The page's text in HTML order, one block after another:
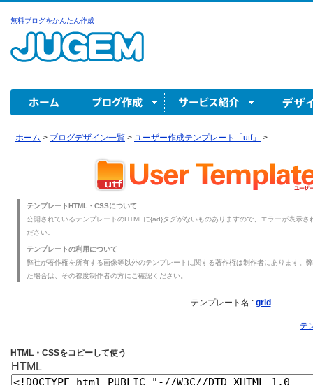
無料ブログをかんたん作成
ホーム > ブログデザイン一覧 > ユーザー作成テンプレート「utf」 >
テンプレートHTML・CSSについて
公開されているテンプレートのHTMLに{ad}タグがないものありますので、エラーが表示
ださい。
テンプレートの利用について
弊社が著作権を所有する画像等以外のテンプレートに関する著作権は制作者にあります。
た場合は、その都度制作者の方にご確認ください。
テンプレート名 : grid
テ
HTML・CSSをコピーして使う
HTML